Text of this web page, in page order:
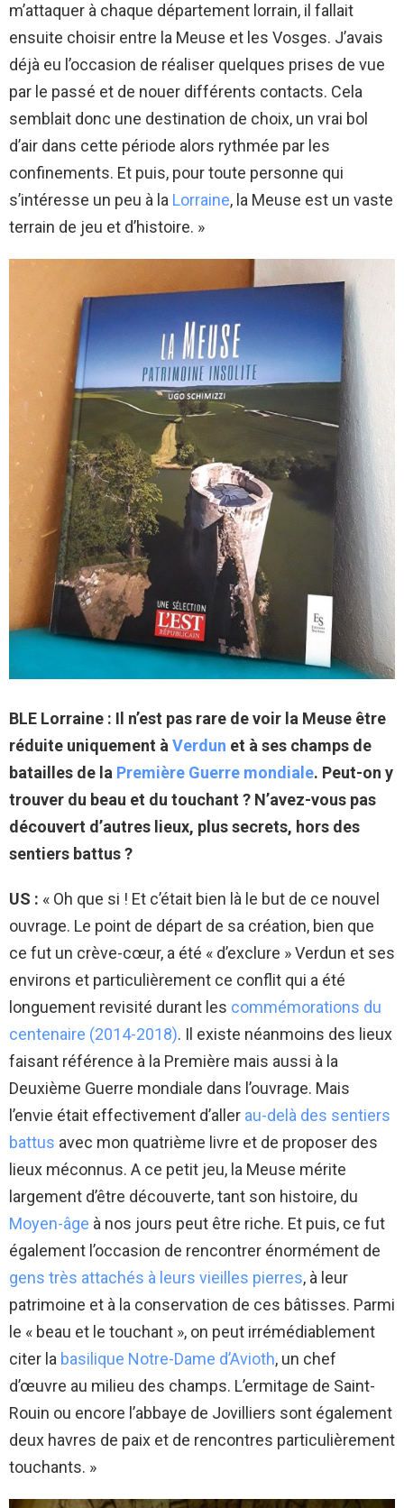
m’attaquer à chaque département lorrain, il fallait
ensuite choisir entre la Meuse et les Vosges. J’avais
déjà eu l’occasion de réaliser quelques prises de vue
par le passé et de nouer différents contacts. Cela
semblait donc une destination de choix, un vrai bol
d’air dans cette période alors rythmée par les
confinements. Et puis, pour toute personne qui
s’intéresse un peu à la Lorraine, la Meuse est un vaste
terrain de jeu et d’histoire. »
BLE Lorraine : Il n’est pas rare de voir la Meuse être
réduite uniquement à Verdun et à ses champs de
batailles de la Première Guerre mondiale. Peut-on y
trouver du beau et du touchant ? N’avez-vous pas
découvert d’autres lieux, plus secrets, hors des
sentiers battus ?
US : « Oh que si ! Et c’était bien là le but de ce nouvel
ouvrage. Le point de départ de sa création, bien que
ce fut un crève-cœur, a été « d’exclure » Verdun et ses
environs et particulièrement ce conflit qui a été
longuement revisité durant les commémorations du
centenaire (2014-2018). Il existe néanmoins des lieux
faisant référence à la Première mais aussi à la
Deuxième Guerre mondiale dans l’ouvrage. Mais
l’envie était effectivement d’aller au-delà des sentiers
battus avec mon quatrième livre et de proposer des
lieux méconnus. A ce petit jeu, la Meuse mérite
largement d’être découverte, tant son histoire, du
Moyen-âge à nos jours peut être riche. Et puis, ce fut
également l’occasion de rencontrer énormément de
gens très attachés à leurs vieilles pierres, à leur
patrimoine et à la conservation de ces bâtisses. Parmi
le « beau et le touchant », on peut irrémédiablement
citer la basilique Notre-Dame d’Avioth, un chef
d’œuvre au milieu des champs. L’ermitage de Saint-
Rouin ou encore l’abbaye de Jovilliers sont également
deux havres de paix et de rencontres particulièrement
touchants. »